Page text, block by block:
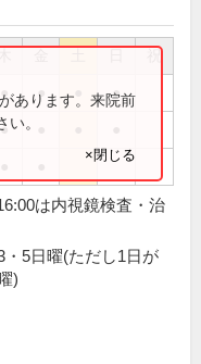
祝
● ● ●
●
あります。来院前
。
×閉じる
は内視鏡検査・治
5日曜(ただし1日が
)